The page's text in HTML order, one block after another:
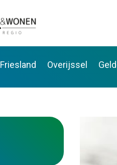
Friesland Overijssel